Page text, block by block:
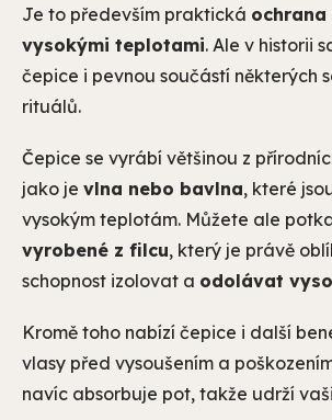
Je to především praktická
vysokými teplotami. Ale v historii
čepice i pevnou součástí některých
rituálů.
Čepice se vyrábí většinou z
jako je vlna nebo bavlna, které
vysokým teplotám. Můžete ale
vyrobené z filcu, který je právě
schopnost izolovat a odolávat
Kromě toho nabízí čepice i další
vlasy před vysoušením a
navíc absorbuje pot, takže udrží